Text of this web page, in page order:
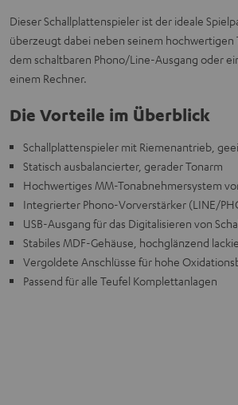
Dieser Schallplattenspieler ist der ideale
überzeugt dabei neben seinem
dem schaltbaren Phono/Line-Ausgang oder
einem Rechner.
Die Vorteile im Überblick
Schallplattenspieler mit Riemenantrieb,
Statisch ausbalancierter, gerader Tonarm
Hochwertiges MM-Tonabnehmersystem
Integrierter Phono-Vorverstärker (LINE/
USB-Ausgang für das Digitalisieren von
Stabiles MDF-Gehäuse, hochglänzend
Vergoldete Anschlüsse für hohe
Passend für alle Teufel Komplettanlagen